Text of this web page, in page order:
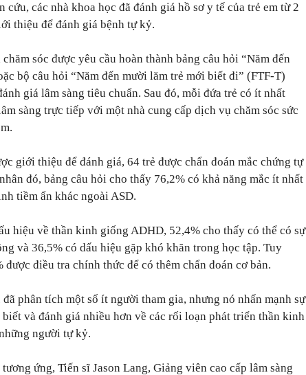
cứu, các nhà khoa học đã đánh giá hồ sơ y tế của trẻ em từ 2
thiệu để đánh giá bệnh tự kỷ.
sóc được yêu cầu hoàn thành bảng câu hỏi “Năm đến
bộ câu hỏi “Năm đến mười lăm trẻ mới biết đi” (FTF-T)
giá lâm sàng tiêu chuẩn. Sau đó, mỗi đứa trẻ có ít nhất
sàng trực tiếp với một nhà cung cấp dịch vụ chăm sóc sức
giới thiệu để đánh giá, 64 trẻ được chẩn đoán mắc chứng tự
đó, bảng câu hỏi cho thấy 76,2% có khả năng mắc ít nhất
tiềm ẩn khác ngoài ASD.
hiệu về thần kinh giống ADHD, 52,4% cho thấy có thể có sự
và 36,5% có dấu hiệu gặp khó khăn trong học tập. Tuy
được điều tra chính thức để có thêm chẩn đoán cơ bản.
phân tích một số ít người tham gia, nhưng nó nhấn mạnh sự
và đánh giá nhiều hơn về các rối loạn phát triển thần kinh
người tự kỷ.
ứng, Tiến sĩ Jason Lang, Giảng viên cao cấp lâm sàng